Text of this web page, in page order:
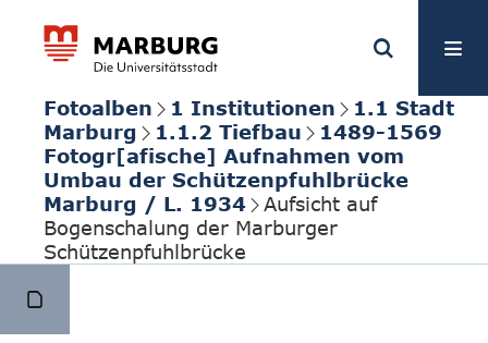
Fotoalben 1 Institutionen
1.1 Stadt
Marburg
1.1.2 Tiefbau
1489-1569
Fotogr[afische] Aufnahmen vom
Umbau der Schützenpfuhlbrücke
Marburg / L. 1934
Aufsicht auf
Bogenschalung der Marburger
Schützenpfuhlbrücke